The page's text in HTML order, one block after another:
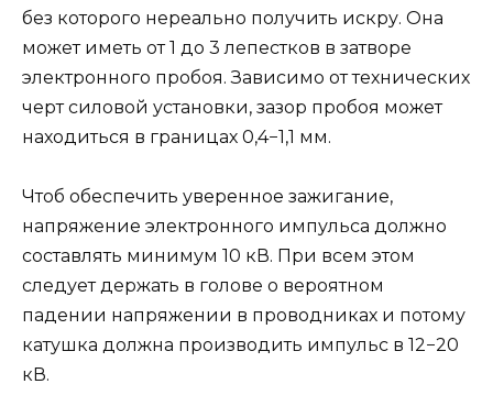
без которого нереально получить искру. Она
может иметь от 1 до 3 лепестков в затворе
электронного пробоя. Зависимо от технических
черт силовой установки, зазор пробоя может
находиться в границах 0,4−1,1 мм.
Чтоб обеспечить уверенное зажигание,
напряжение электронного импульса должно
составлять минимум 10 кВ. При всем этом
следует держать в голове о вероятном
падении напряжении в проводниках и потому
катушка должна производить импульс в 12−20
кВ.